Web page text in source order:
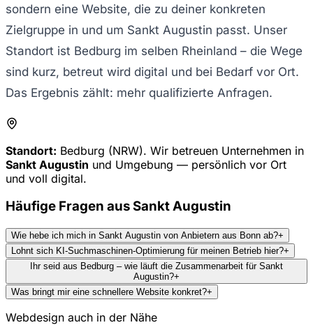
sondern eine Website, die zu deiner konkreten
Zielgruppe in und um Sankt Augustin passt. Unser
Standort ist Bedburg im selben Rheinland – die Wege
sind kurz, betreut wird digital und bei Bedarf vor Ort.
Das Ergebnis zählt: mehr qualifizierte Anfragen.
Standort: Bedburg (NRW). Wir betreuen Unternehmen in
Sankt Augustin und Umgebung — persönlich vor Ort
und voll digital.
Häufige Fragen ausSankt Augustin
Wie hebe ich mich in Sankt Augustin von Anbietern aus Bonn ab?+
Lohnt sich KI-Suchmaschinen-Optimierung für meinen Betrieb hier?+
Ihr seid aus Bedburg – wie läuft die Zusammenarbeit für Sankt
Augustin?+
Was bringt mir eine schnellere Website konkret?+
Webdesign auch in der Nähe